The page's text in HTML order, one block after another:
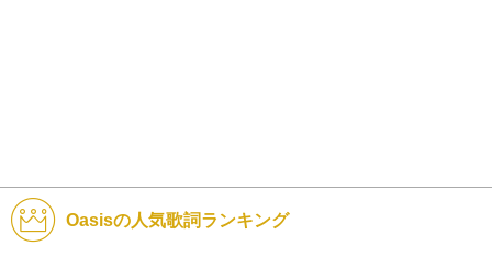
Oasisの人気歌詞ランキング